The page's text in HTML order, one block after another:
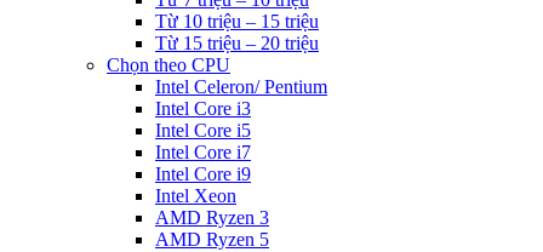
Từ 10 triệu – 15 triệu
Từ 15 triệu – 20 triệu
Chọn theo CPU
Intel Celeron/ Pentium
Intel Core i3
Intel Core i5
Intel Core i7
Intel Core i9
Intel Xeon
AMD Ryzen 3
AMD Ryzen 5